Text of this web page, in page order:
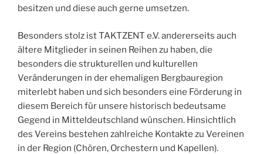
besitzen und diese auch gerne umsetzen.
Besonders stolz ist TAKTZENT e.V. andererseits auch
ältere Mitglieder in seinen Reihen zu haben, die
besonders die strukturellen und kulturellen
Veränderungen in der ehemaligen Bergbauregion
miterlebt haben und sich besonders eine Förderung in
diesem Bereich für unsere historisch bedeutsame
Gegend in Mitteldeutschland wünschen. Hinsichtlich
des Vereins bestehen zahlreiche Kontakte zu Vereinen
in der Region (Chören, Orchestern und Kapellen).